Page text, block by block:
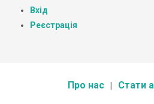
Вхід
Реєстрація
Про нас Стати